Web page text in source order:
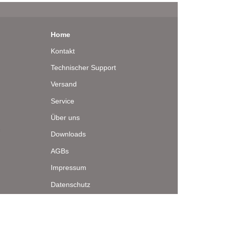
Home
Kontakt
Technischer Support
Versand
Service
Über uns
Downloads
AGBs
Impressum
Datenschutz